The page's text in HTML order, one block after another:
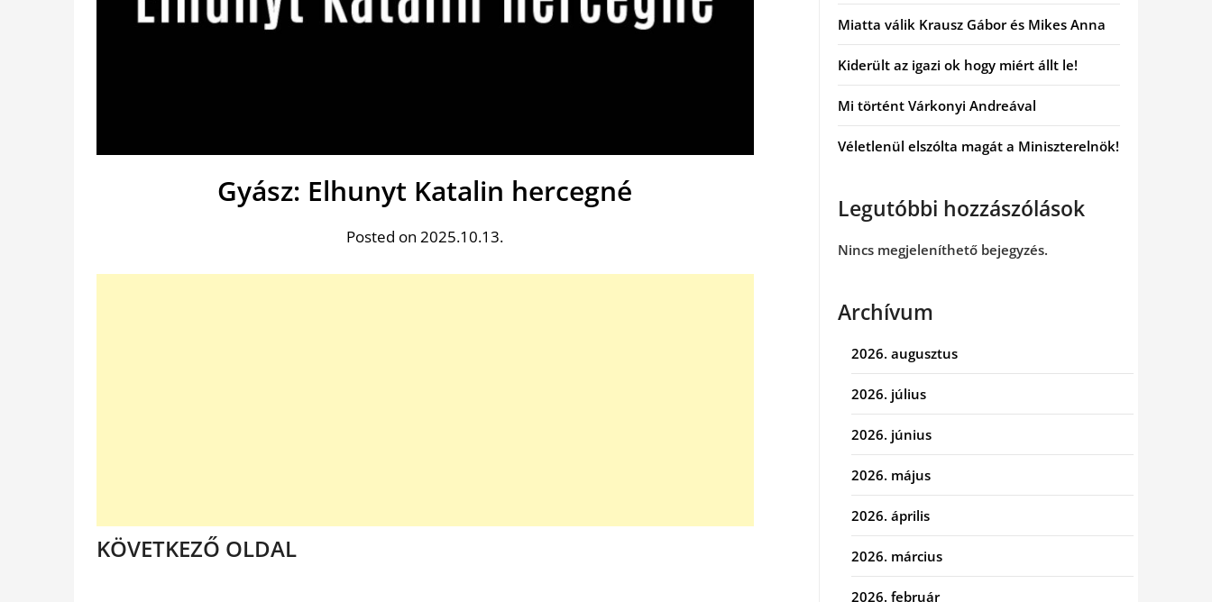
Gyász: Elhunyt Katalin hercegné
Posted on 2025.10.13.
KÖVETKEZŐ OLDAL
Miatta válik Krausz Gábor és Mikes Anna
Kiderült az igazi ok hogy miért állt le!
Mi történt Várkonyi Andreával
Véletlenül elszólta magát a Miniszterelnök!
Legutóbbi hozzászólások
Nincs megjeleníthető bejegyzés.
Archívum
2026. augusztus
2026. július
2026. június
2026. május
2026. április
2026. március
2026. február